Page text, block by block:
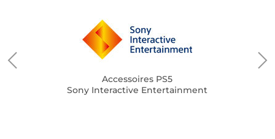
Accessoires PS5
Sony Interactive Entertainment